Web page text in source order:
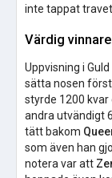
inte tappat
Värdig
Uppvisning i Guld
sätta nosen först
styrde 1200
andra utvändigt
tätt bakom
som även han
notera var att